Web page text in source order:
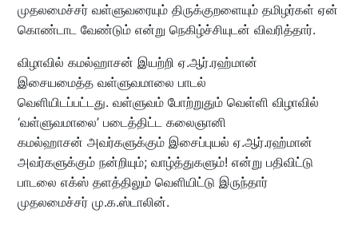
முதலமைச்சர் வள்ளுவரையும் திருக்குறளையும் தமிழர்கள் ஏன்
கொண்டாட வேண்டும் என்று நெகிழ்ச்சியுடன் விவரித்தார்.
விழாவில் கமல்ஹாசன் இயற்றி ஏ.ஆர்.ரஹ்மான்
இசையமைத்த வள்ளுவமாலை பாடல்
வெளியிடப்பட்டது. வள்ளுவம் போற்றுதும் வெள்ளி விழாவில்
‘வள்ளுவமாலை’ படைத்திட்ட கலைஞானி
கமல்ஹாசன் அவர்களுக்கும் இசைப்புயல் ஏ.ஆர்.ரஹ்மான்
அவர்களுக்கும் நன்றியும்; வாழ்த்துகளும்! என்று பதிவிட்டு
பாடலை எக்ஸ் தளத்திலும் வெளியிட்டு இருந்தார்
முதலமைச்சர் மு.க.ஸ்டாலின்.